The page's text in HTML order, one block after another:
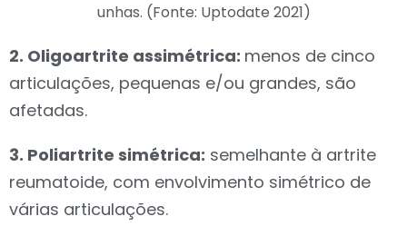
unhas. (Fonte: Uptodate 2021)
2. Oligoartrite assimétrica: menos de cinco
articulações, pequenas e/ou grandes, são
afetadas.
3. Poliartrite simétrica: semelhante à artrite
reumatoide, com envolvimento simétrico de
várias articulações.